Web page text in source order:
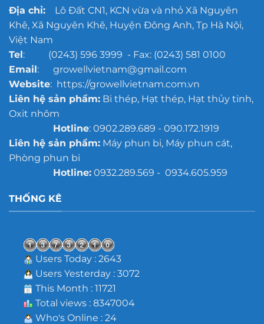
mô
lớn
Địa chỉ:Lô Đất CN1, KCN vừa và nhỏ Xã Nguyên
Khê, Xã Nguyên Khê, Huyện Đông Anh, Tp Hà Nội,
Việt Nam
Tel: (0243) 596 3999 - Fax: (0243) 581 0100
Email: growellvietnam@gmail.com
Website: https://growellvietnam.com.vn
Liên hệ sản phẩm:Bi thép, Hạt thép, Hạt thủy tinh,
Oxit nhôm
Hotline: 0902.289.689 - 090.172.1919
Liên hệ sản phẩm:Máy phun bi, Máy phun cát,
Phòng phun bi
Hotline:0932.289.569 - 0934.605.959
THỐNG KÊ
Users Today : 2643
Users Yesterday : 3072
This Month : 11721
Total views : 8347004
Who's Online : 24